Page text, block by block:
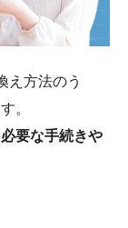
え方法のう
。
要な手続きや